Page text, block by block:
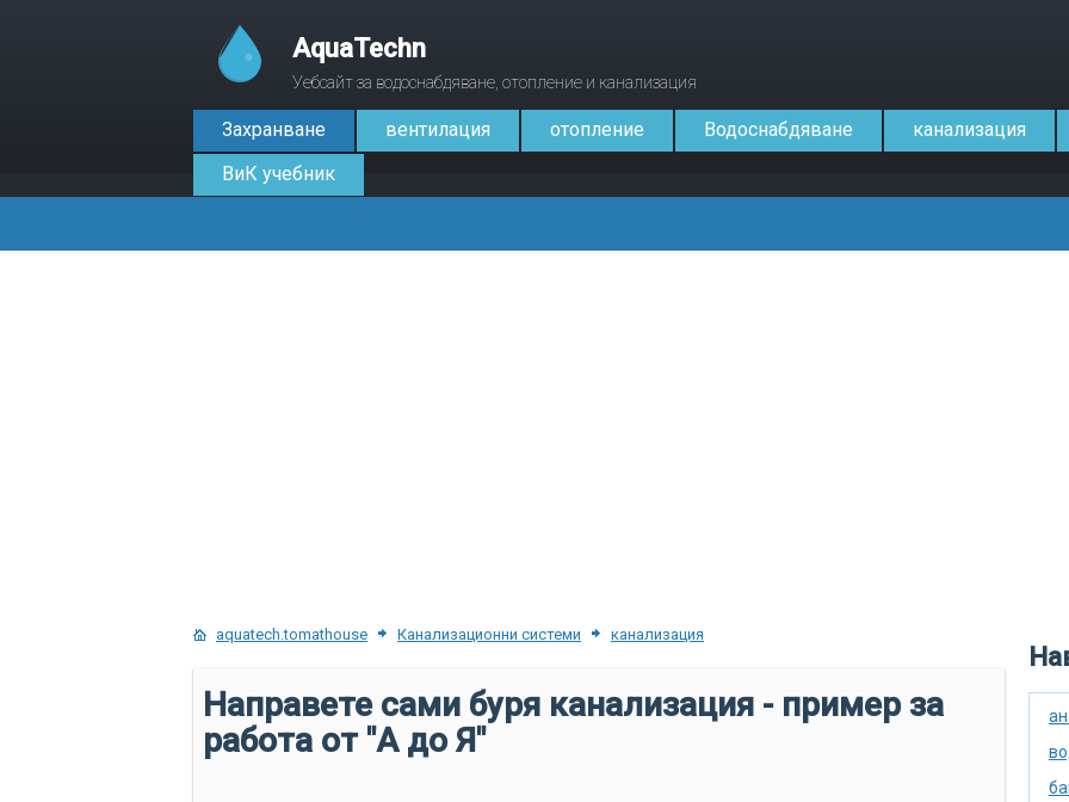
AquaTechn
Уебсайт за водоснабдяване, отопление и канализация
Захранване вентилация отопление Водоснабдяване канализация
ВиК учебник
aquatech.tomathouse Канализационни системи канализация
Направете сами буря канализация - пример за
работа от "А до Я"